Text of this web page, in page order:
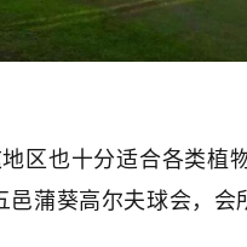
区也十分适合各类
邑蒲葵高尔夫球会，